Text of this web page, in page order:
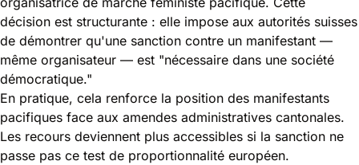
décision est structurante : elle impose aux autorités suisses
de démontrer qu'une sanction contre un manifestant —
même organisateur — est "nécessaire dans une société
démocratique."
En pratique, cela renforce la position des manifestants
pacifiques face aux amendes administratives cantonales.
Les recours deviennent plus accessibles si la sanction ne
passe pas ce test de proportionnalité européen.